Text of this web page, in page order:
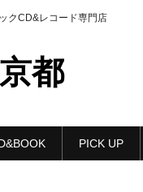
クCD&レコード専門店
都
PICK UP